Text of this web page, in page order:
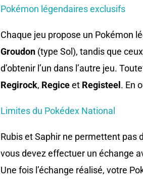
Pokémon légendaires exclusifs
Chaque jeu propose un Pokémon
Groudon (type Sol), tandis que
d’obtenir l’un dans l’autre jeu.
Regirock, Regiceet Registeel. En
Limites du Pokédex National
Rubis et Saphir ne permettent pas
vous devez effectuer un échange
Une fois l’échange réalisé, votre